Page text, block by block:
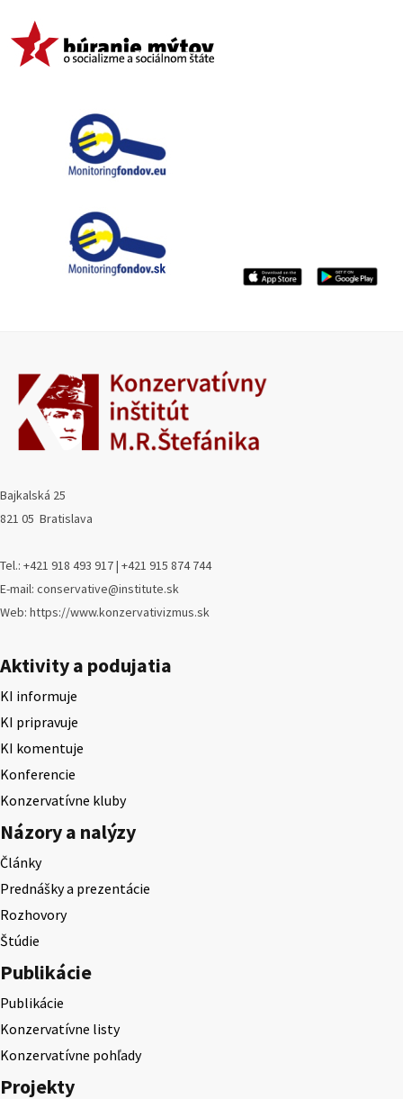
Bajkalská 25
821 05 Bratislava
Tel.: +421 918 493 917 | +421 915 874 744
E-mail: conservative@institute.sk
Web: https://www.konzervativizmus.sk
Aktivity a podujatia
KI informuje
KI pripravuje
KI komentuje
Konferencie
Konzervatívne kluby
Názory a nalýzy
Články
Prednášky a prezentácie
Rozhovory
Štúdie
Publikácie
Publikácie
Konzervatívne listy
Konzervatívne pohľady
Projekty